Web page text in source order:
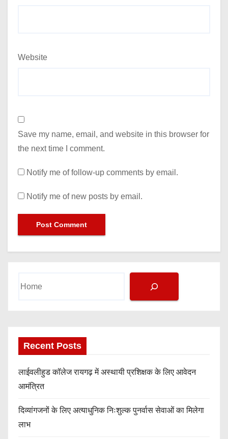
Website
Save my name, email, and website in this browser for
the next time I comment.
Notify me of follow-up comments by email.
Notify me of new posts by email.
Recent Posts
लाईवलीहुड कॉलेज रायगढ़ में अस्थायी प्रशिक्षक के लिए आवेदन
आमंत्रित
दिव्यांगजनों के लिए अत्याधुनिक निःशुल्क पुनर्वास सेवाओं का मिलेगा
लाभ